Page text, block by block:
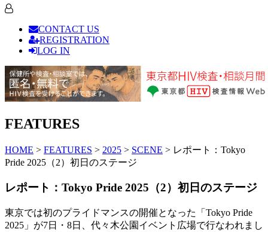
CONTACT US
REGISTRATION
LOG IN
FEATURES
HOME > FEATURES > 2025 > SCENE > レポート：Tokyo
Pride 2025（2）初日のステージ
レポート：Tokyo Pride 2025（2）初日のステージ
東京では初のプライドマンスの開催となった「Tokyo Pride
2025」が7日・8日、代々木公園イベント広場で行なわれまし